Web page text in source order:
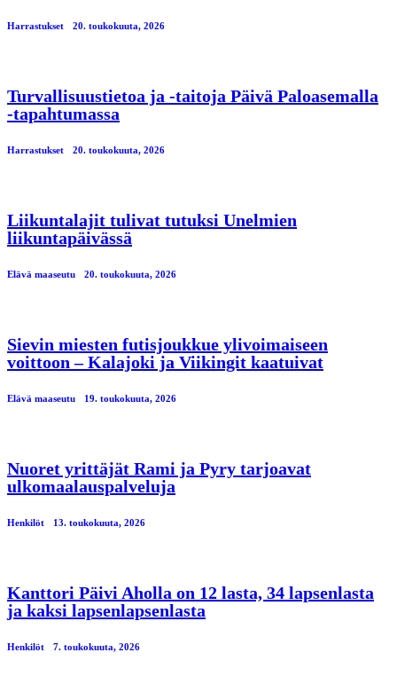
Harrastukset 20. toukokuuta, 2026
Turvallisuustietoa ja -taitoja Päivä Paloasemalla
-tapahtumassa
Harrastukset 20. toukokuuta, 2026
Liikuntalajit tulivat tutuksi Unelmien
liikuntapäivässä
Elävä maaseutu 20. toukokuuta, 2026
Sievin miesten futisjoukkue ylivoimaiseen
voittoon – Kalajoki ja Viikingit kaatuivat
Elävä maaseutu 19. toukokuuta, 2026
Nuoret yrittäjät Rami ja Pyry tarjoavat
ulkomaalauspalveluja
Henkilöt 13. toukokuuta, 2026
Kanttori Päivi Aholla on 12 lasta, 34 lapsenlasta
ja kaksi lapsenlapsenlasta
Henkilöt 7. toukokuuta, 2026